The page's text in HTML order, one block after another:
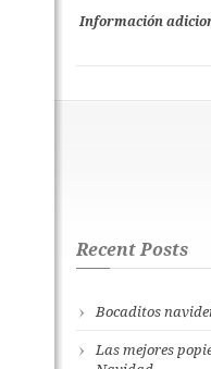
Información
Recent Posts
Bocaditos
Las mejores